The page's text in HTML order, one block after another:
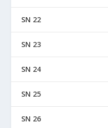
SN 22
SN 23
SN 24
SN 25
SN 26